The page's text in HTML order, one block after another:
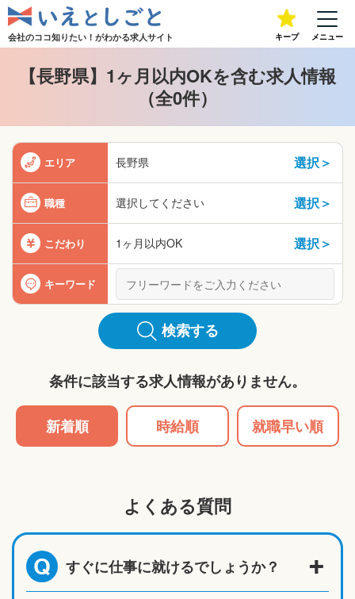
会社のココ知りたい！がわかる求人サイト キープ メニュー
【長野県】1ヶ月以内OKを含む求人情報
（全0件）
エリア 長野県 選択＞
職種 選択してください 選択＞
こだわり 1ヶ月以内OK 選択＞
キーワード
検索する
条件に該当する求人情報がありません。
新着順 時給順 就職早い順
よくある質問
Q すぐに仕事に就けるでしょうか？